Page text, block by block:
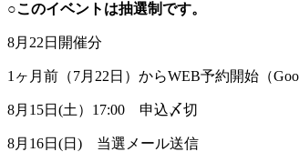
○このイベントは抽選制です。
8月22日開催分
1ヶ月前（7月22日）からWEB予約開始（
8月15日(土）17:00 申込〆切
8月16日(日) 当選メール送信